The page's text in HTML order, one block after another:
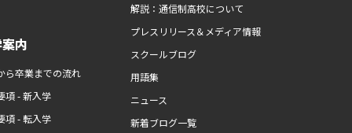
内
ら卒業までの流れ
項 - 新入学
項 - 転入学
解説：通信制高校について
プレスリリース＆メディア情報
スクールブログ
用語集
ニュース
新着ブログ一覧